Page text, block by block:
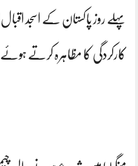
پہلے روز پاکستان کے اسجد
کارکردگی کا مظاہرہ کرتے